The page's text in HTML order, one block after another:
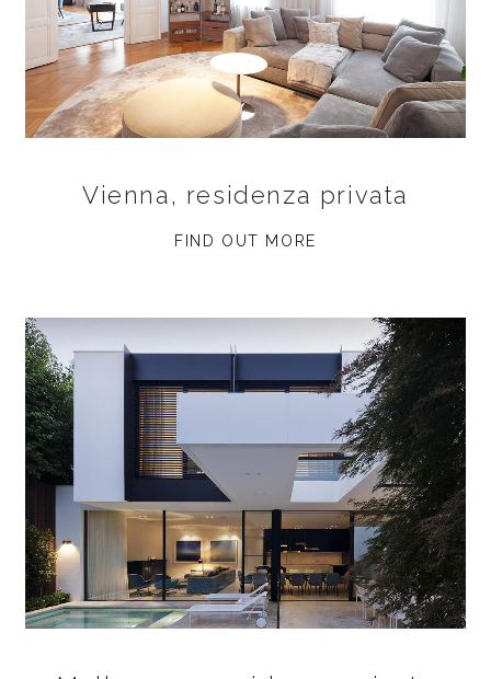
Vienna, residenza privata
FIND OUT MORE